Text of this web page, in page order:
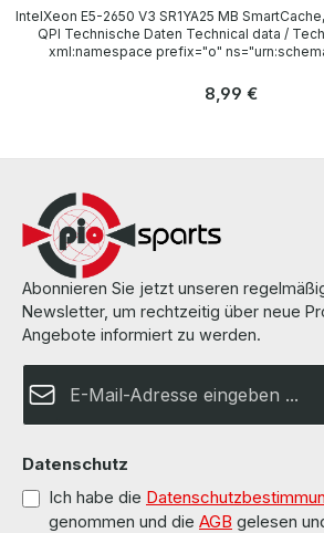
IntelXeon E5-2650 V3 SR1YA25 MB
QPI Technische Daten Technical data /
xml:namespace prefix="o"
10 Threads 20 Clock speed / Taktfrequenz
3.00GHz) L3 Cache 25 MB SmartCache
The hardware has been overhauled and tested
can be found on the pages of the
Informationen und Details finden Sie auf
Herstellers.All parts are used but 100%
gebraucht aber 100 % in
Regulärer Preis:
8,99 €
Abonnieren Sie jetzt unseren
Newsletter, um rechtzeitig über neue
Angebote informiert zu werden.
Datenschutz
Ich habe die
genommen und die AGB gelesen